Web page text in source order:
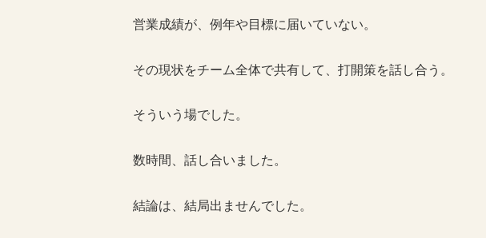
営業成績が、例年や目標に届いていない。
その現状をチーム全体で共有して、打開策を話し合う。
そういう場でした。
数時間、話し合いました。
結論は、結局出ませんでした。